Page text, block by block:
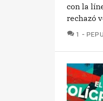
con la
rechazó
1